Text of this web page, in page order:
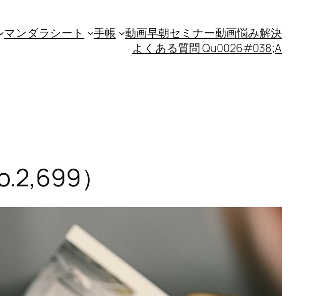
マンダラシート 手帳 動画早朝セミナー動画悩み解決
よくある質問 Qu0026#038;A
）